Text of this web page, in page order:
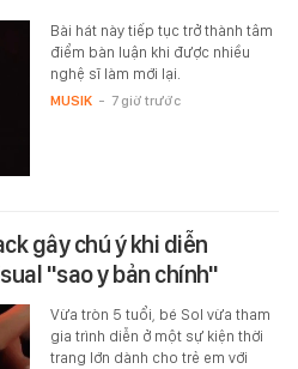
Bài hát này tiếp tục trở thành tâm
điểm bàn luận khi được nhiều
nghệ sĩ làm mới lại.
MUSIK - 7 giờ trước
gây chú ý khi diễn
"sao y bản chính"
Vừa tròn 5 tuổi, bé Sol vừa tham
gia trình diễn ở một sự kiện thời
trang lớn dành cho trẻ em với